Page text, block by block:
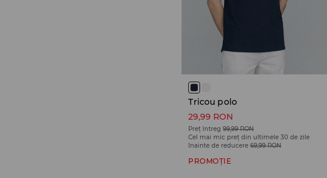
Tricou polo
29,99 RON
Preț întreg 99,99 RON
Cel mai mic preț din ultimele 30 de zile
înainte de reducere 69,99 RON
PROMOȚIE